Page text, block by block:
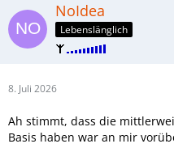
NoIdea
Lebenslänglich
8. Juli 2026
Ah stimmt, dass die
Basis haben war an mir